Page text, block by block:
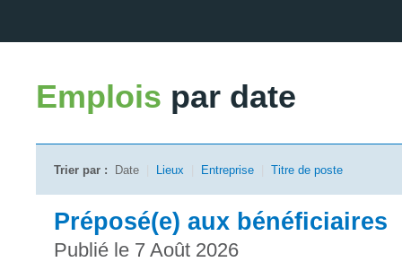
Emplois par date
Trier par : Date Lieux Entreprise Titre de poste
Préposé(e) aux bénéficiaires
Publié le 7 Août 2026